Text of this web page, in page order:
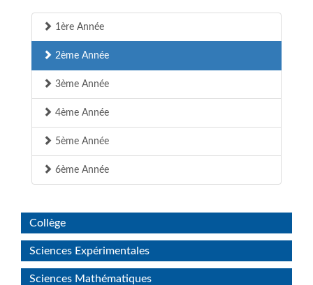
1ère Année
2ème Année
3ème Année
4ème Année
5ème Année
6ème Année
Collège
Sciences Expérimentales
Sciences Mathématiques